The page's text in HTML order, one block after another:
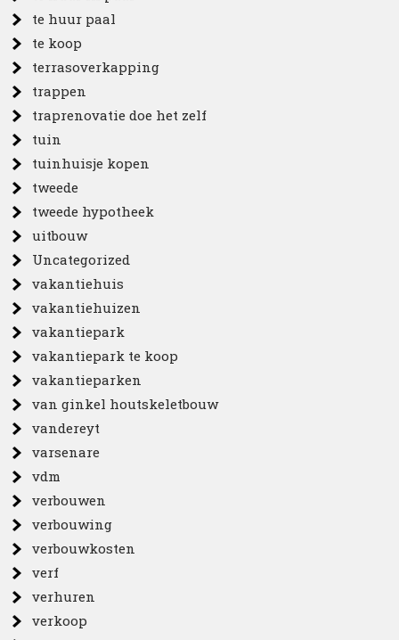
te huur paal
te koop
terrasoverkapping
trappen
traprenovatie doe het zelf
tuin
tuinhuisje kopen
tweede
tweede hypotheek
uitbouw
Uncategorized
vakantiehuis
vakantiehuizen
vakantiepark
vakantiepark te koop
vakantieparken
van ginkel houtskeletbouw
vandereyt
varsenare
vdm
verbouwen
verbouwing
verbouwkosten
verf
verhuren
verkoop